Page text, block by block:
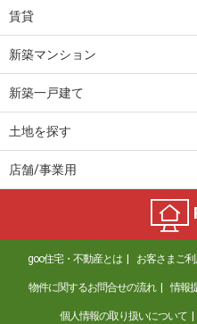
兵庫県尼崎市今福２丁目
兵庫
兵庫県神戸市中央区元町通７
価 格
5.20
住 所
兵庫
間取り
1K
賃貸
新築マンション
新築一戸建て
土地を探す
店舗/事業用
goo住宅・不動産とは お客さまご
物件に関するお問合せの流れ 情報
個人情報の取り扱いについて